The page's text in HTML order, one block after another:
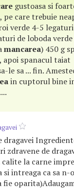
gustoasa si
pe care trebuie
verde 4-5
de loboda verde
mancarea) 450 g
apoi spanacul taiat
le sa ... fin.
in cuptorul bine
dragavei
zdravene de
calite la carne
intreaga ca sa n-o
fie